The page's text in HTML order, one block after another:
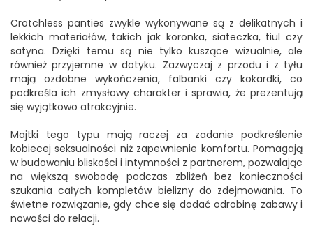
Crotchless panties zwykle wykonywane są z delikatnych i
lekkich materiałów, takich jak koronka, siateczka, tiul czy
satyna. Dzięki temu są nie tylko kuszące wizualnie, ale
również przyjemne w dotyku. Zazwyczaj z przodu i z tyłu
mają ozdobne wykończenia, falbanki czy kokardki, co
podkreśla ich zmysłowy charakter i sprawia, że prezentują
się wyjątkowo atrakcyjnie.
Majtki tego typu mają raczej za zadanie podkreślenie
kobiecej seksualności niż zapewnienie komfortu. Pomagają
w budowaniu bliskości i intymności z partnerem, pozwalając
na większą swobodę podczas zbliżeń bez konieczności
szukania całych kompletów bielizny do zdejmowania. To
świetne rozwiązanie, gdy chce się dodać odrobinę zabawy i
nowości do relacji.